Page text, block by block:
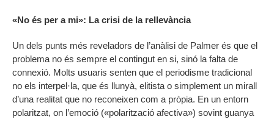
«No és per a mi»: La crisi de la rellevància
Un dels punts més reveladors de l’anàlisi de Palmer és que el
problema no és sempre el contingut en si, sinó la falta de
connexió. Molts usuaris senten que el periodisme tradicional
no els interpel·la, que és llunyà, elitista o simplement un mirall
d’una realitat que no reconeixen com a pròpia. En un entorn
polaritzat, on l’emoció («polarització afectiva») sovint guanya